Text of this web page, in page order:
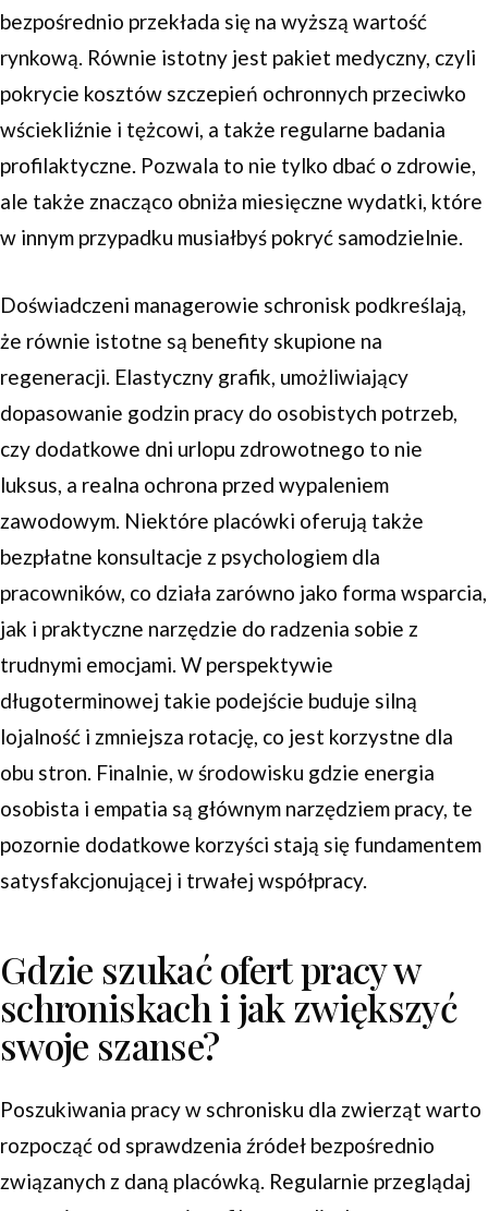
bezpośrednio przekłada się na wyższą wartość
rynkową. Równie istotny jest pakiet medyczny, czyli
pokrycie kosztów szczepień ochronnych przeciwko
wściekliźnie i tężcowi, a także regularne badania
profilaktyczne. Pozwala to nie tylko dbać o zdrowie,
ale także znacząco obniża miesięczne wydatki, które
w innym przypadku musiałbyś pokryć samodzielnie.
Doświadczeni managerowie schronisk podkreślają,
że równie istotne są benefity skupione na
regeneracji. Elastyczny grafik, umożliwiający
dopasowanie godzin pracy do osobistych potrzeb,
czy dodatkowe dni urlopu zdrowotnego to nie
luksus, a realna ochrona przed wypaleniem
zawodowym. Niektóre placówki oferują także
bezpłatne konsultacje z psychologiem dla
pracowników, co działa zarówno jako forma wsparcia,
jak i praktyczne narzędzie do radzenia sobie z
trudnymi emocjami. W perspektywie
długoterminowej takie podejście buduje silną
lojalność i zmniejsza rotację, co jest korzystne dla
obu stron. Finalnie, w środowisku gdzie energia
osobista i empatia są głównym narzędziem pracy, te
pozornie dodatkowe korzyści stają się fundamentem
satysfakcjonującej i trwałej współpracy.
Gdzie szukać ofert pracy w
schroniskach i jak zwiększyć
swoje szanse?
Poszukiwania pracy w schronisku dla zwierząt warto
rozpocząć od sprawdzenia źródeł bezpośrednio
związanych z daną placówką. Regularnie przeglądaj